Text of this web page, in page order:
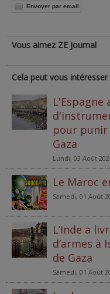
Envoyer par email
Vous aimez ZE Journal
Cela peut vous intéresser
L'Espagne
pour punir
Gaza
Lundi, 03 Août
Le Maroc
Samedi, 01 Août
L’Inde a
d’armes à
de Gaza
Samedi, 01 Août